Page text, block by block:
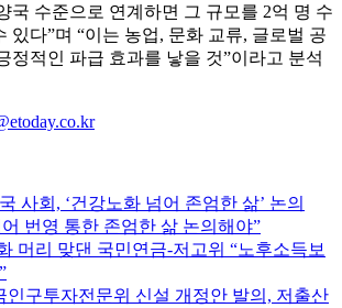
국 수준으로 연계하면 그 규모를 2억 명 수
있다”며 “이는 농업, 문화 교류, 글로벌 공
정적인 파급 효과를 낳을 것”이라고 분석
사회, ‘건강노화 넘어 존엄한 삶’ 논의
번영 통한 존엄한 삶 논의해야”
머리 맞댄 국민연금-저고위 “노후소득보
인구투자전문위 신설 개정안 발의, 저출산